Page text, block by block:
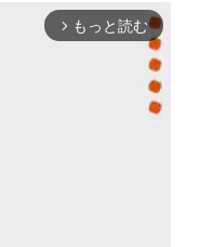
arrow_forward_ios もっと読む